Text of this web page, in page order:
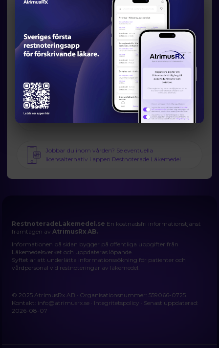
Prognos och förväntad tillgänglighet
Startdatum:
2025-07-02
Slutdatum:-
Orsak till restsituation
Marknadsrelaterade orsaker
Läkemedelsverkets information om möjliga
Jobbar du inom vården? Se eventuella
licensalternativ i appen Restnoterade Läkemedel
RestnoteradeLakemedel.se En kostnadsfri informationstjänst
framtagen avAtrimusRx AB.
Informationen på sidan bygger på offentliga uppgifter från
Läkemedelsverket och uppdateras löpande.
Syftet är att underlätta informationssökning för patienter och
vårdpersonal vid restnoteringar av läkemedel.
© 2025 AtrimusRx AB · Organisationsnummer: 559066-0725
Kontakt: info@atrimusrx.se · Integritetspolicy · Senast uppdaterad:
2026-08-07